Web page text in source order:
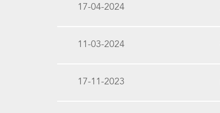
17-04-2024
11-03-2024
17-11-2023